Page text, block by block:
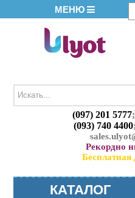
МЕНЮ
(097) 201 5777
(093) 740 4400
Рекордно
Бесплатная
КАТАЛОГ